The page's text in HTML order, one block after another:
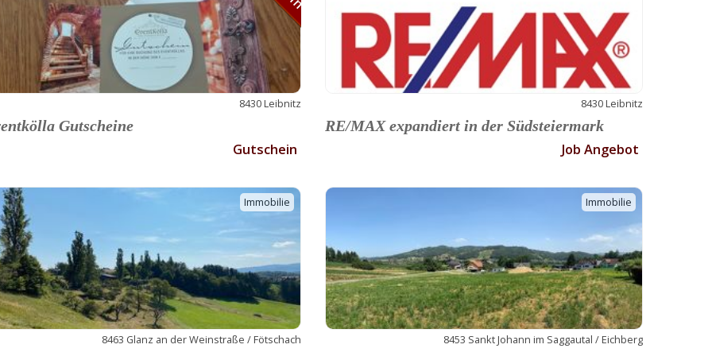
8430 Leibnitz
Gutscheine
Gutschein
8430 Leibnitz
RE/MAX expandiert in der Südsteiermark
Job Angebot
Immobilie
8463 Glanz an der Weinstraße / Fötschach
Immobilie
8453 Sankt Johann im Saggautal / Eichberg